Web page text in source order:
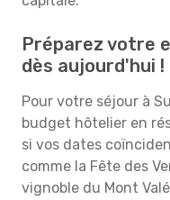
Préparez votre
dès aujourd'hui !
Pour votre séjour à
budget hôtelier en
si vos dates
comme la Fête des
vignoble du Mont